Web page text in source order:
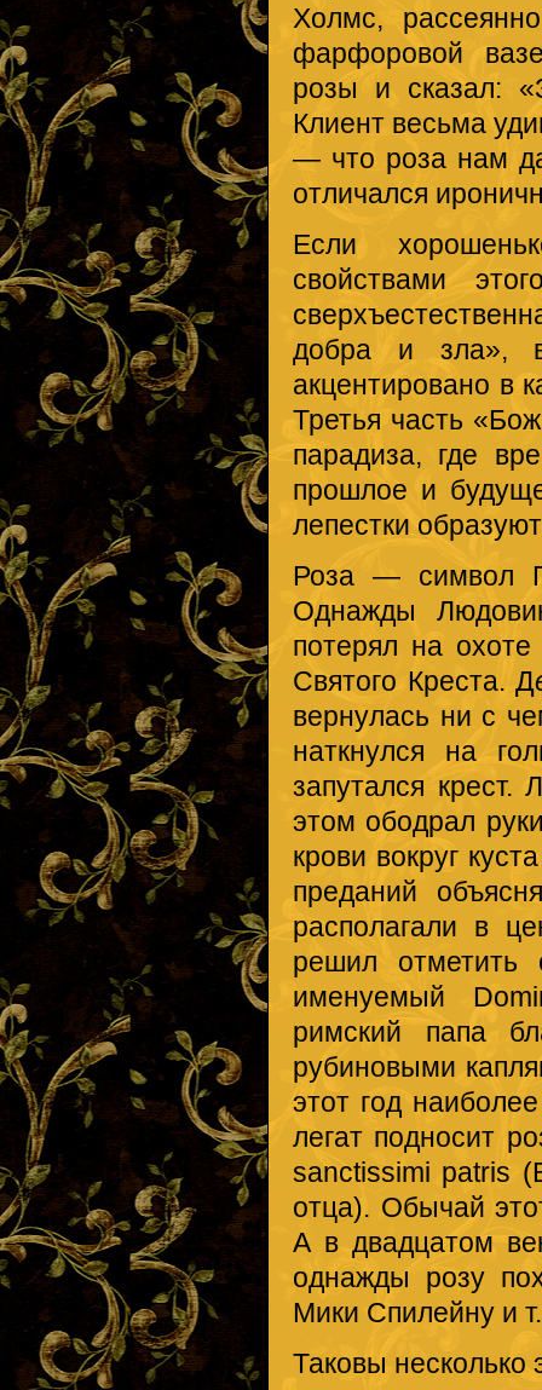
Холмс,
фарфоровой
розы и сказал:
Клиент весьма
— что роза нам
отличался
Если
свойствами
добра и зла»,
акцентировано в
Третья часть
парадиза, где
прошлое и
лепестки
Роза — символ
Однажды
потерял на охоте
Святого Креста. Д
вернулась ни с
наткнулся на
запутался крест.
этом ободрал
крови вокруг
преданий
располагали в
решил
именуемый
римский папа
рубиновыми
этот год
легат подносит
sanctissimi patris
отца). Обычай
А в двадцатом
однажды розу
Мики Спилейну и
Таковы несколько